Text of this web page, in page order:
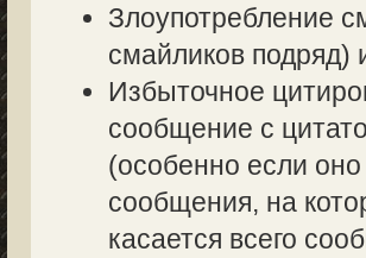
Злоупотребление
смайликов подряд)
Избыточное
сообщение с
(особенно если
сообщения, на
касается всего